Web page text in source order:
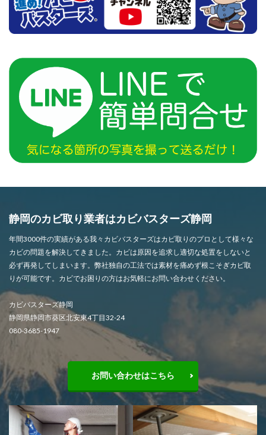
静岡のカビ取り業者はカビバスターズ静岡
年間3000件の実績がある我々カビバスターズはカビ取りのプロとして様々な
カビの問題を解決してきました。カビは原因を追求し適切な処置をしないと
必ず再発してしまいます。弊社独自の工法では素材を痛めず根こそぎカビ取
りが可能です。カビでお困りの方はお気軽にお問い合わせください。
カビバスターズ静岡
静岡県静岡市葵区北安東4丁目32-24
080-3685-1947
お問い合わせはこちら